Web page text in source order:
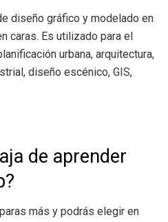
diseño gráfico y modelado en
caras. Es utilizado para el
urbana, arquitectura,
diseño escénico, GIS,
de aprender
más y podrás elegir en